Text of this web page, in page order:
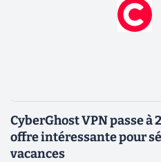
CyberGhost VPN passe à
offre intéressante pour
vacances